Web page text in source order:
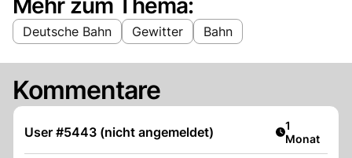
Mehr zum Thema:
Deutsche Bahn Gewitter Bahn
Kommentare
User #5443 (nicht angemeldet) Artikel
1
Monat